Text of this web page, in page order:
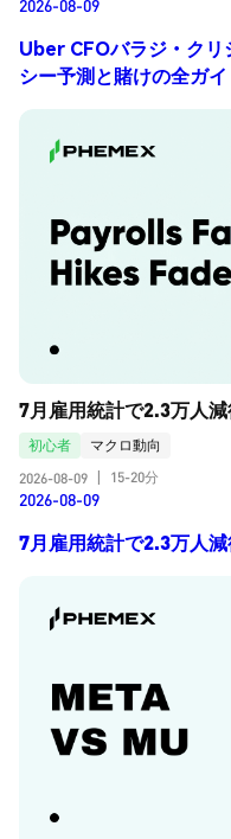
2026-08-09
Uber CFOバラジ・クリ
シー予測と賭けの全ガイ
7月雇用統計で2.3万人
初心者
マクロ動向
2026-08-09
15-20分
2026-08-09
7月雇用統計で2.3万人